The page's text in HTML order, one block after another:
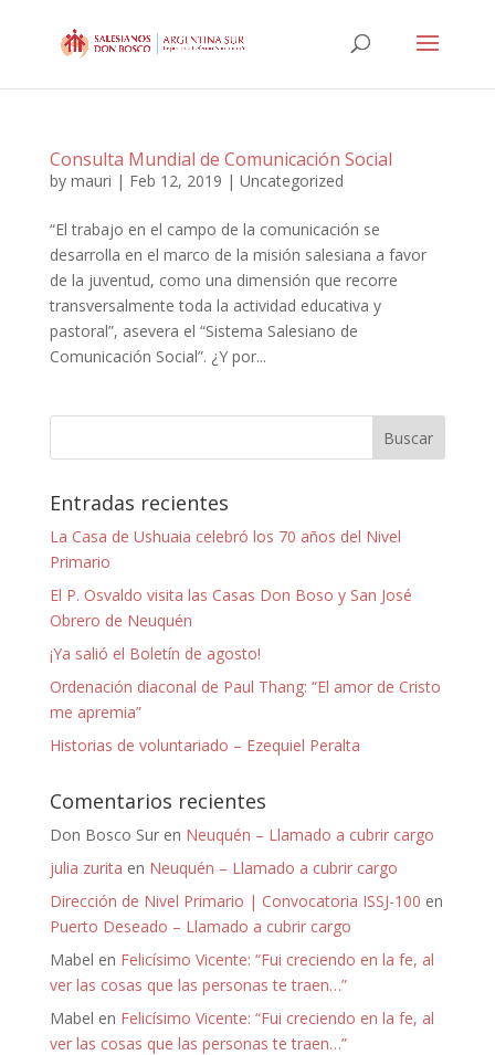
Consulta Mundial de Comunicación Social
by mauri | Feb 12, 2019 | Uncategorized
“El trabajo en el campo de la comunicación se
desarrolla en el marco de la misión salesiana a favor
de la juventud, como una dimensión que recorre
transversalmente toda la actividad educativa y
pastoral”, asevera el “Sistema Salesiano de
Comunicación Social”. ¿Y por...
Entradas recientes
La Casa de Ushuaia celebró los 70 años del Nivel
Primario
El P. Osvaldo visita las Casas Don Boso y San José
Obrero de Neuquén
¡Ya salió el Boletín de agosto!
Ordenación diaconal de Paul Thang: “El amor de Cristo
me apremia”
Historias de voluntariado – Ezequiel Peralta
Comentarios recientes
Don Bosco Suren Neuquén – Llamado a cubrir cargo
julia zurita en Neuquén – Llamado a cubrir cargo
Dirección de Nivel Primario | Convocatoria ISSJ-100 en
Puerto Deseado – Llamado a cubrir cargo
Mabel en Felicísimo Vicente: “Fui creciendo en la fe, al
ver las cosas que las personas te traen…”
Mabel en Felicísimo Vicente: “Fui creciendo en la fe, al
ver las cosas que las personas te traen…”